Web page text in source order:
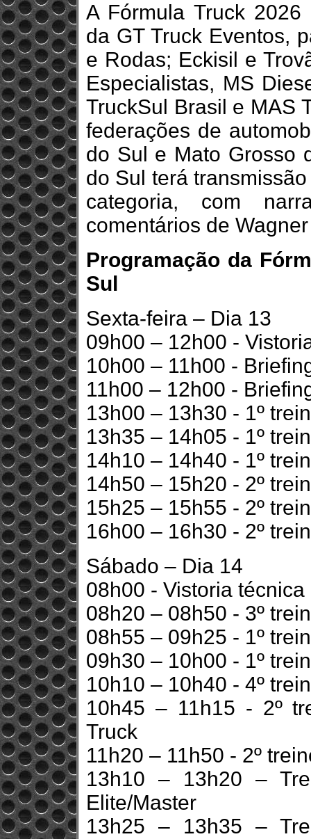
A Fórmula Truck
da GT Truck Eventos,
e Rodas; Eckisil e
Especialistas, MS
TruckSul Brasil e MAS
federações de
do Sul e Mato Grosso
do Sul terá
categoria, com
comentários de
Programação da
Sul
Sexta-feira – Dia 13
09h00 – 12h00 -
10h00 – 11h00 -
11h00 – 12h00 -
13h00 – 13h30 - 1º
13h35 – 14h05 - 1º
14h10 – 14h40 - 1º
14h50 – 15h20 - 2º
15h25 – 15h55 - 2º
16h00 – 16h30 - 2º
Sábado – Dia 14
08h00 - Vistoria técnica
08h20 – 08h50 - 3º
08h55 – 09h25 - 1º
09h30 – 10h00 - 1º
10h10 – 10h40 - 4º
10h45 – 11h15 - 2º
Truck
11h20 – 11h50 - 2º
13h10 – 13h20 –
Elite/Master
13h25 – 13h35 –